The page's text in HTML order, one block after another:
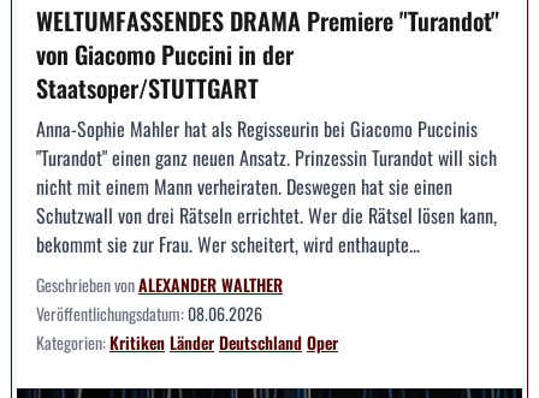
WELTUMFASSENDES DRAMA Premiere "Turandot"
von Giacomo Puccini in der
Staatsoper/STUTTGART
Anna-Sophie Mahler hat als Regisseurin bei Giacomo Puccinis
"Turandot" einen ganz neuen Ansatz. Prinzessin Turandot will sich
nicht mit einem Mann verheiraten. Deswegen hat sie einen
Schutzwall von drei Rätseln errichtet. Wer die Rätsel lösen kann,
bekommt sie zur Frau. Wer scheitert, wird enthaupte...
Geschrieben vonALEXANDER WALTHER
Veröffentlichungsdatum:08.06.2026
Kategorien:KritikenLänderDeutschlandOper